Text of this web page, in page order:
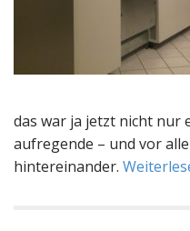
das war ja jetzt nicht nur
aufregende – und vor
hintereinander.